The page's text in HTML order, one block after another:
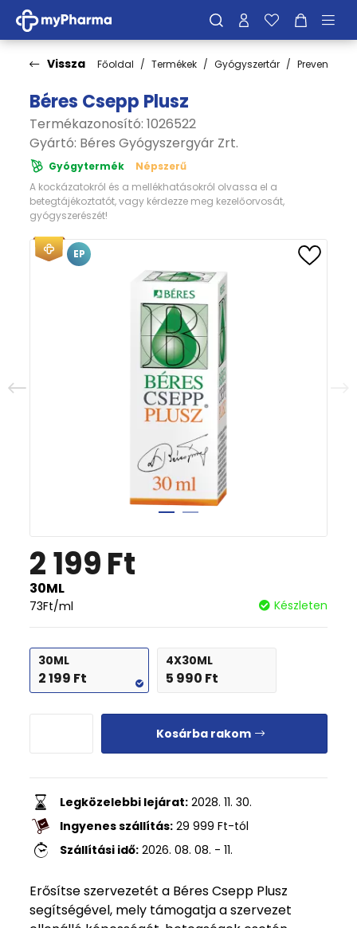
Vissza Főoldal Termékek Gyógyszertár Prevenció
Béres Csepp Plusz
Termékazonosító: 1026522
Gyártó: Béres Gyógyszergyár Zrt.
Gyógytermék
Népszerű
A kockázatokról és a mellékhatásokról olvassa el a
betegtájékoztatót, vagy kérdezze meg kezelőorvosát,
gyógyszerészét!
EP
2 199Ft
30ML
73Ft/ml Készleten
30ML
2 199 Ft
4X30ML
5 990 Ft
Kosárba rakom
Legközelebbi lejárat: 2028. 11. 30.
Ingyenes szállítás: 29 999 Ft-tól
Szállítási idő: 2026. 08. 08. - 11.
Erősítse szervezetét a Béres Csepp Plusz
segítségével, mely támogatja a szervezet